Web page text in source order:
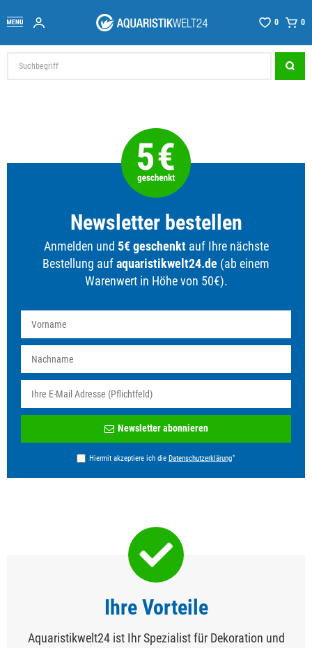
0 0
Newsletter bestellen
Anmelden und 5€ geschenktauf Ihre nächste
Bestellung aufaquaristikwelt24.de (ab einem
Warenwert in Höhe von 50€).
Honig
Newsletter abonnieren
Hiermit akzeptiere ich die Daten­schutz­erklärung*
Ihre Vorteile
Aquaristikwelt24 ist Ihr Spezialist für Dekoration und